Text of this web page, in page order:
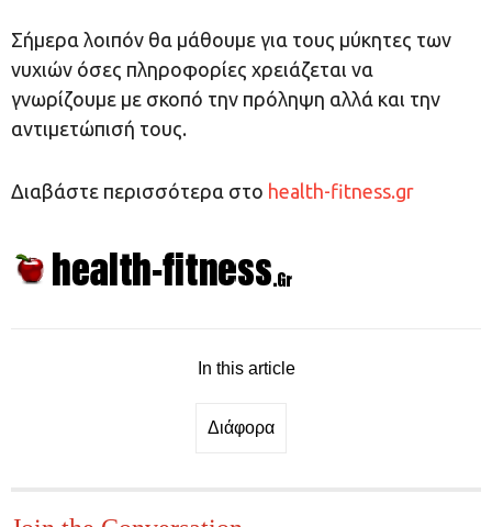
Σήμερα λοιπόν θα μάθουμε για τους μύκητες των
νυχιών όσες πληροφορίες χρειάζεται να
γνωρίζουμε με σκοπό την πρόληψη αλλά και την
αντιμετώπισή τους.
Διαβάστε περισσότερα στο health-fitness.gr
In this article
Διάφορα